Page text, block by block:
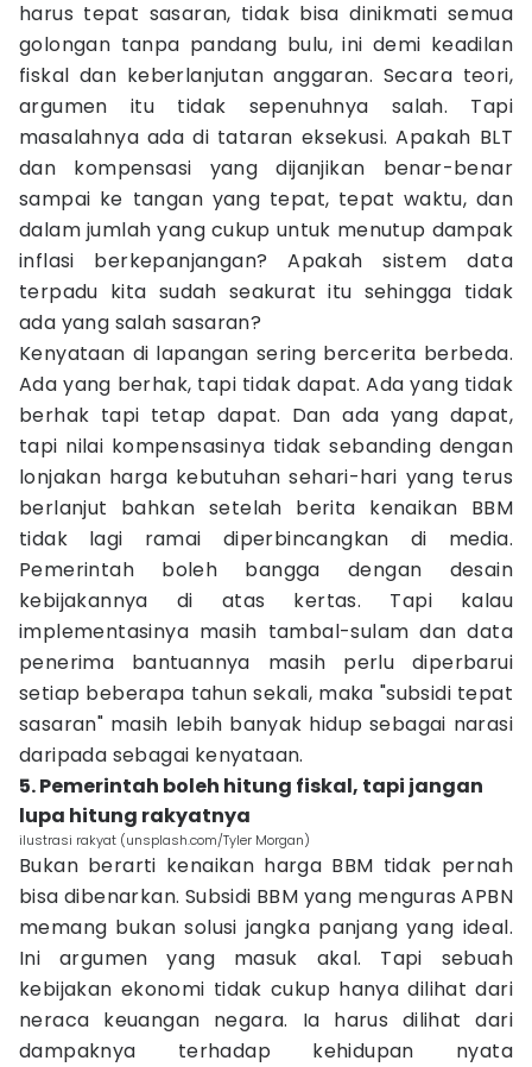
harus tepat sasaran, tidak bisa dinikmati semua
golongan tanpa pandang bulu, ini demi keadilan
fiskal dan keberlanjutan anggaran. Secara teori,
argumen itu tidak sepenuhnya salah. Tapi
masalahnya ada di tataran eksekusi. Apakah BLT
dan kompensasi yang dijanjikan benar-benar
sampai ke tangan yang tepat, tepat waktu, dan
dalam jumlah yang cukup untuk menutup dampak
inflasi berkepanjangan? Apakah sistem data
terpadu kita sudah seakurat itu sehingga tidak
ada yang salah sasaran?
Kenyataan di lapangan sering bercerita berbeda.
Ada yang berhak, tapi tidak dapat. Ada yang tidak
berhak tapi tetap dapat. Dan ada yang dapat,
tapi nilai kompensasinya tidak sebanding dengan
lonjakan harga kebutuhan sehari-hari yang terus
berlanjut bahkan setelah berita kenaikan BBM
tidak lagi ramai diperbincangkan di media.
Pemerintah boleh bangga dengan desain
kebijakannya di atas kertas. Tapi kalau
implementasinya masih tambal-sulam dan data
penerima bantuannya masih perlu diperbarui
setiap beberapa tahun sekali, maka "subsidi tepat
sasaran" masih lebih banyak hidup sebagai narasi
daripada sebagai kenyataan.
5. Pemerintah boleh hitung fiskal, tapi jangan
lupa hitung rakyatnya
ilustrasi rakyat (unsplash.com/Tyler Morgan)
Bukan berarti kenaikan harga BBM tidak pernah
bisa dibenarkan. Subsidi BBM yang menguras APBN
memang bukan solusi jangka panjang yang ideal.
Ini argumen yang masuk akal. Tapi sebuah
kebijakan ekonomi tidak cukup hanya dilihat dari
neraca keuangan negara. Ia harus dilihat dari
dampaknya terhadap kehidupan nyata